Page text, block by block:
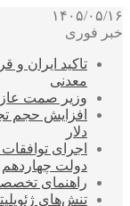
۱۴۰۵/۰۵/۱۶
خبر فوری
تاکید ایران
معدنی
وزیر صمت
دلار
اجرای
دولت چهاردهم
راهنمای
تنش‌های